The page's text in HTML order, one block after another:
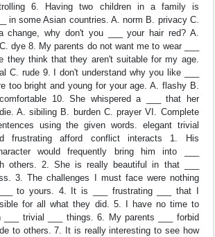
6. Having two children in a family is
in some Asian countries. A. norm B. privacy C.
change, why don't you ___ your hair red? A.
dye 8. My parents do not want me to wear ___
they think that they aren't suitable for my age.
C. rude 9. I don't understand why you like ___
too bright and young for your age. A. flashy B.
10. She whispered a ___ that her
A. sibiling B. burden C. prayer VI. Complete
using the given words. elegant trivial
frustrating afford conflict interacts 1. His
would frequently bring him into ___
others. 2. She is really beautiful in that ___
3. The challenges I must face were nothing
___ to yours. 4. It is ___ frustrating ___ that I
for all what they did. 5. I have no time to
___ trivial ___ things. 6. My parents ___ forbid
to others. 7. It is really interesting to see how